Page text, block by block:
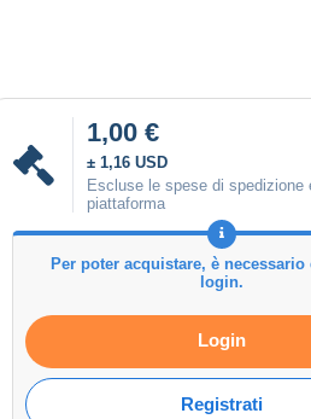
1,00 €
± 1,16 USD
Escluse le spese di spedizione
piattaforma
Per poter acquistare, è necessario
login.
Login
Registrati